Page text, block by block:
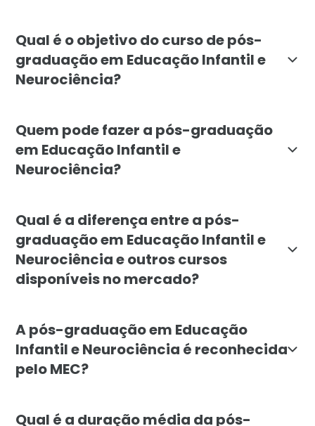
Qual é o objetivo do curso de pós-
graduação em Educação Infantil e
Neurociência?
Quem pode fazer a pós-graduação
em Educação Infantil e
Neurociência?
Qual é a diferença entre a pós-
graduação em Educação Infantil e
Neurociência e outros cursos
disponíveis no mercado?
A pós-graduação em Educação
Infantil e Neurociência é reconhecida
pelo MEC?
Qual é a duração média da pós-